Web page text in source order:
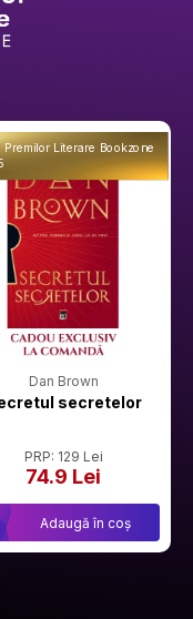
Premilor Literare Bookzone
Dan Brown
secretelor
PRP: 129 Lei
74.9 Lei
Adaugă în coș